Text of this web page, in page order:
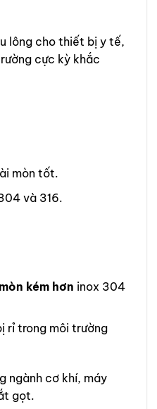
lông cho thiết bị y tế,
cực kỳ khắc
mòn tốt.
và 316.
kém hơn inox 304
rỉ trong môi trường
ngành cơ khí, máy
gọt.